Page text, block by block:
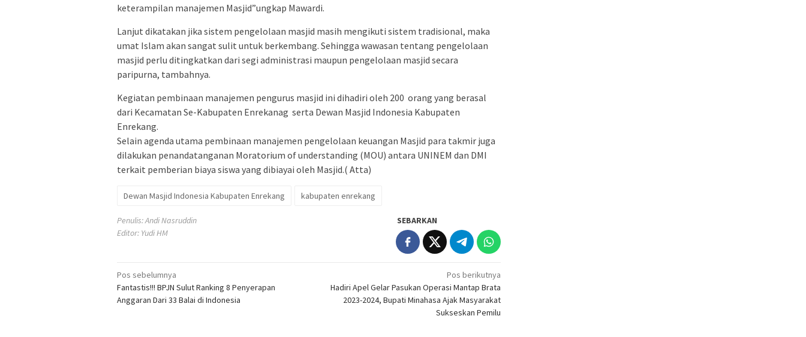
keterampilan manajemen Masjid”ungkap Mawardi.
Lanjut dikatakan jika sistem pengelolaan masjid masih mengikuti sistem tradisional, maka
umat Islam akan sangat sulit untuk berkembang. Sehingga wawasan tentang pengelolaan
masjid perlu ditingkatkan dari segi administrasi maupun pengelolaan masjid secara
paripurna, tambahnya.
Kegiatan pembinaan manajemen pengurus masjid ini dihadiri oleh 200 orang yang berasal
dari Kecamatan Se-Kabupaten Enrekanag serta Dewan Masjid Indonesia Kabupaten
Enrekang.
Selain agenda utama pembinaan manajemen pengelolaan keuangan Masjid para takmir juga
dilakukan penandatanganan Moratorium of understanding (MOU) antara UNINEM dan DMI
terkait pemberian biaya siswa yang dibiayai oleh Masjid.( Atta)
Dewan Masjid Indonesia Kabupaten Enrekang kabupaten enrekang
Penulis: Andi Nasruddin
Editor: Yudi HM
SEBARKAN
Navigasi
pos
Pos sebelumnya
Fantastis!!! BPJN Sulut Ranking 8 Penyerapan
Anggaran Dari 33 Balai di Indonesia
Pos berikutnya
Hadiri Apel Gelar Pasukan Operasi Mantap Brata
2023-2024, Bupati Minahasa Ajak Masyarakat
Sukseskan Pemilu